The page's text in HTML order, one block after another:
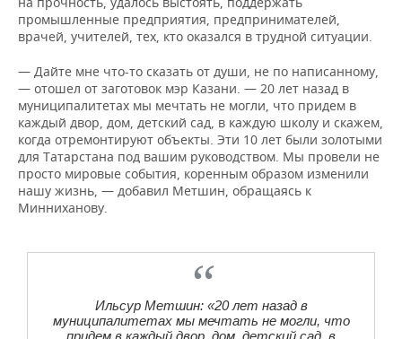
промышленные предприятия, предпринимателей,
врачей, учителей, тех, кто оказался в трудной ситуации.
— Дайте мне что-то сказать от души, не по написанному,
— отошел от заготовок мэр Казани. — 20 лет назад в
муниципалитетах мы мечтать не могли, что придем в
каждый двор, дом, детский сад, в каждую школу и скажем,
когда отремонтируют объекты. Эти 10 лет были золотыми
для Татарстана под вашим руководством. Мы провели не
просто мировые события, коренным образом изменили
нашу жизнь, — добавил Метшин, обращаясь к
Минниханову.
Ильсур Метшин: «20 лет назад в
муниципалитетах мы мечтать не могли, что
придем в каждый двор, дом, детский сад, в